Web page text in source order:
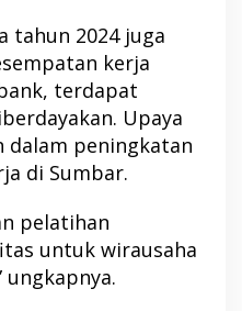
tahun 2024 juga
kerja
terdapat
Upaya
dalam peningkatan
di Sumbar.
pelatihan
untuk wirausaha
ungkapnya.